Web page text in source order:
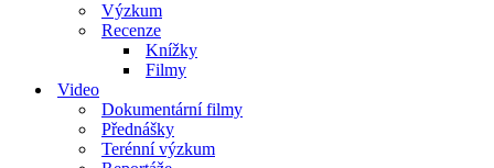
Výzkum
Recenze
Knížky
Filmy
Video
Dokumentární filmy
Přednášky
Terénní výzkum